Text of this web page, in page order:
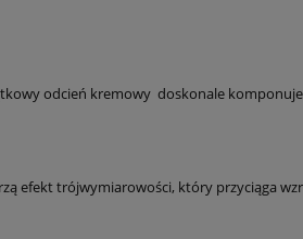
odcień kremowy doskonale
efekt trójwymiarowości, który przyciąga